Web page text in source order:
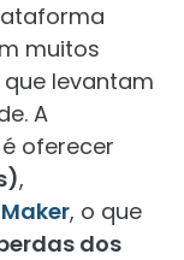
muitos
que levantam
A
oferecer
,
, o que
dos